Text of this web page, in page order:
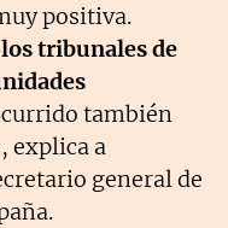
positiva.
tribunales de
también
explica a
general de